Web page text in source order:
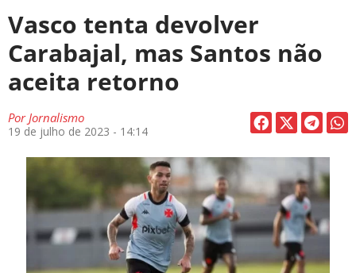
Vasco tenta devolver
Carabajal, mas Santos não
aceita retorno
PorJornalismo
19 de julho de 2023 - 14:14